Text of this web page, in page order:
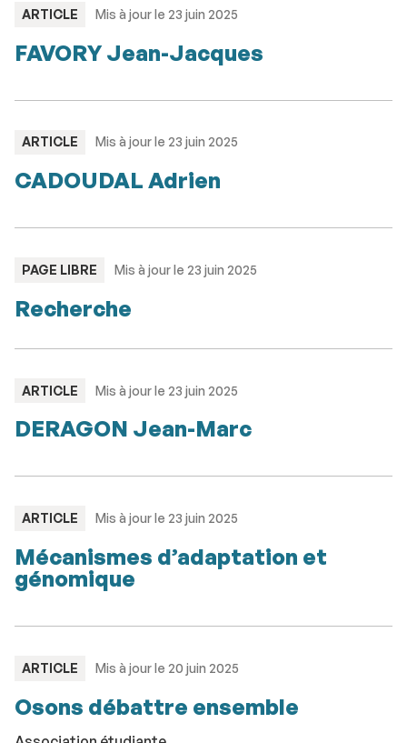
TYPE
ARTICLE Mis à jour le 23 juin 2025
FAVORY Jean-Jacques
TYPE
ARTICLE Mis à jour le 23 juin 2025
CADOUDAL Adrien
TYPE
PAGE LIBRE Mis à jour le 23 juin 2025
Recherche
TYPE
ARTICLE Mis à jour le 23 juin 2025
DERAGON Jean-Marc
TYPE
ARTICLE Mis à jour le 23 juin 2025
Mécanismes d’adaptation et
génomique
TYPE
ARTICLE Mis à jour le 20 juin 2025
Osons débattre ensemble